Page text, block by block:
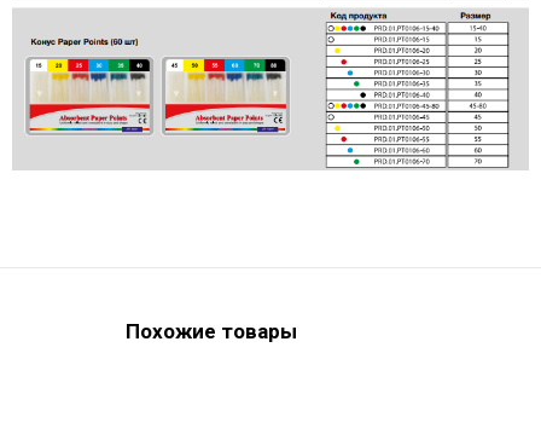
Похожие товары